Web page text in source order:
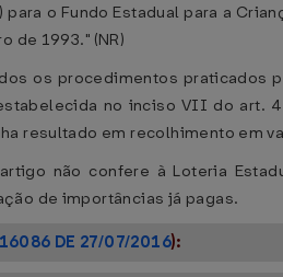
o Fundo Estadual para a
de 1993." (NR)
os procedimentos praticados
no inciso VII do art.
resultado em recolhimento em
não confere à Loteria
de importâncias já pagas.
DE 27/07/2016):